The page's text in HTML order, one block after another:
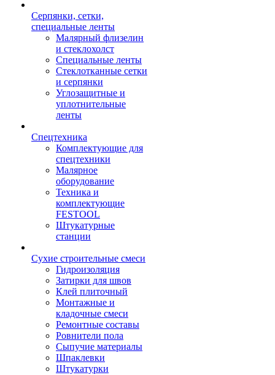
Серпянки, сетки,
специальные ленты
Малярный флизелин
и стеклохолст
Специальные ленты
Стеклотканные сетки
и серпянки
Углозащитные и
уплотнительные
ленты
Спецтехника
Комплектующие для
спецтехники
Малярное
оборудование
Техника и
комплектующие
FESTOOL
Штукатурные
станции
Сухие строительные смеси
Гидроизоляция
Затирки для швов
Клей плиточный
Монтажные и
кладочные смеси
Ремонтные составы
Ровнители пола
Сыпучие материалы
Шпаклевки
Штукатурки